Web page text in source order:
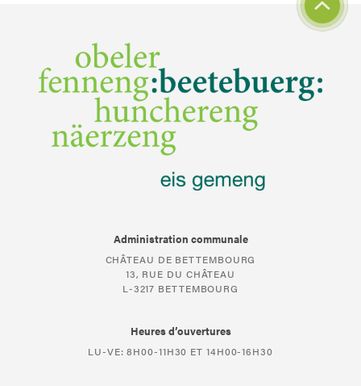
Administration communale
CHÂTEAU DE BETTEMBOURG
13, RUE DU CHÂTEAU
L-3217 BETTEMBOURG
Heures d’ouvertures
LU-VE: 8H00-11H30 ET 14H00-16H30